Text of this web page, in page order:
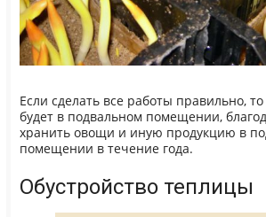
Если сделать все работы правильно,
будет в подвальном помещении,
хранить овощи и иную продукцию в
помещении в течение года.
Обустройство теплицы